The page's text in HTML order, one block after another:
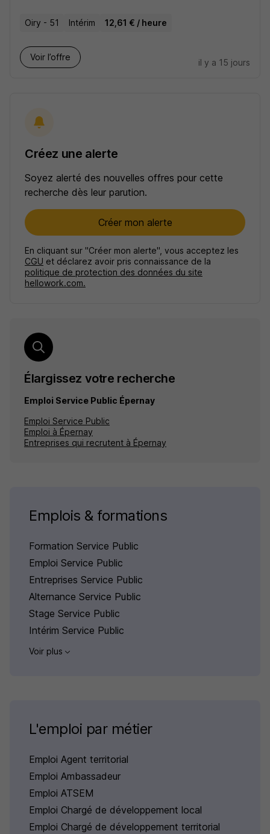
Oiry - 51 Intérim 12,61 € / heure
Voir l’offre
il y a 15 jours
Créez une alerte
Soyez alerté des nouvelles offres pour cette
recherche dès leur parution.
Créer mon alerte
En cliquant sur "Créer mon alerte", vous acceptez les
CGU et déclarez avoir pris connaissance de la
politique de protection des données du site
hellowork.com.
Élargissez votre recherche
Emploi Service Public Épernay
Emploi Service Public
Emploi à Épernay
Entreprises qui recrutent à Épernay
Emplois & formations
Formation Service Public
Emploi Service Public
Entreprises Service Public
Alternance Service Public
Stage Service Public
Intérim Service Public
Voir plus
L'emploi par métier
Emploi Agent territorial
Emploi Ambassadeur
Emploi ATSEM
Emploi Chargé de développement local
Emploi Chargé de développement territorial